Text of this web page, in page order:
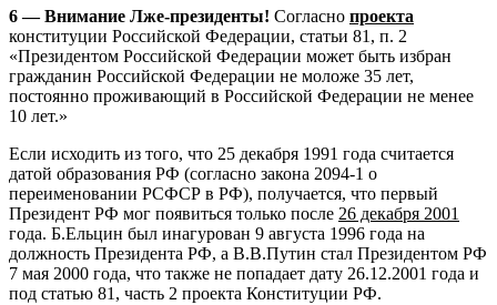
6 — Внимание Лже-президенты! Согласно проекта
конституции Российской Федерации, статьи 81, п. 2
«Президентом Российской Федерации может быть избран
гражданин Российской Федерации не моложе 35 лет,
постоянно проживающий в Российской Федерации не менее
10 лет.»
Если исходить из того, что 25 декабря 1991 года считается
датой образования РФ (согласно закона 2094-1 о
переименовании РСФСР в РФ), получается, что первый
Президент РФ мог появиться только после 26 декабря 2001
года. Б.Ельцин был инагурован 9 августа 1996 года на
должность Президента РФ, а В.В.Путин стал Президентом РФ
7 мая 2000 года, что также не попадает дату 26.12.2001 года и
под статью 81, часть 2 проекта Конституции РФ.